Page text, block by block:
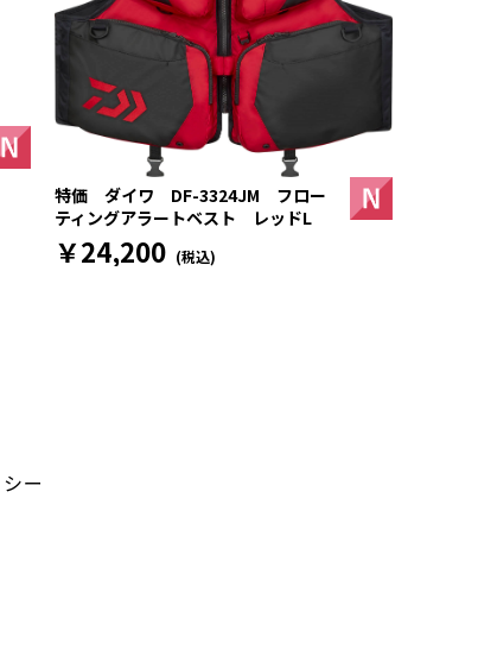
特価 ダイワ DF-3324JM フロー
ティングアラートベスト レッドL
￥24,200 (税込)
ー